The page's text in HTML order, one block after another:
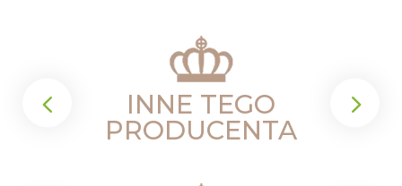
INNE TEGO
PRODUCENTA